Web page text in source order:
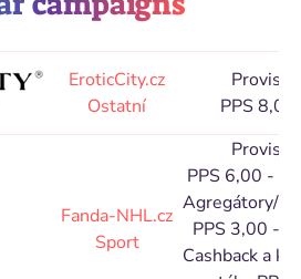
EroticCity.cz
Ostatní
PPS 8,00
Fanda-NHL.cz
Sport
PPS 6,00 -
Agregátory/
PPS 3,00 -
Cashback a